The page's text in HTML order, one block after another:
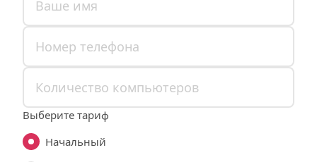
Выберите тариф
Начальный